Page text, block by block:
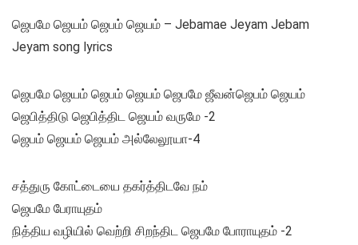
ஜெபமே ஜெயம் ஜெபம் ஜெயம் – Jebamae Jeyam Jebam
Jeyam song lyrics
ஜெபமே ஜெயம் ஜெபம் ஜெயம் ஜெபமே ஜீவன்ஜெபம் ஜெயம்
ஜெபித்திடு ஜெபித்திட ஜெயம் வருமே -2
ஜெபம் ஜெயம் ஜெயம் அல்லேலூயா-4
சத்துரு கோட்டையை தகர்த்திடவே நம்
ஜெபமே பேராயுதம்
நித்திய வழியில் வெற்றி சிறந்திட ஜெபமே போராயுதம் -2